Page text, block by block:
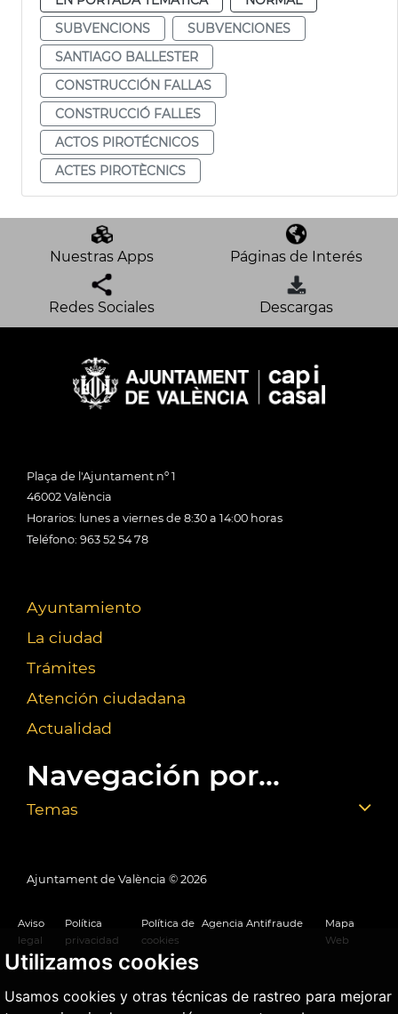
Utilizamos cookies
Usamos cookies y otras técnicas de rastreo para mejorar
SUBVENCIONS
SUBVENCIONES
SANTIAGO BALLESTER
CONSTRUCCIÓN FALLAS
CONSTRUCCIÓ FALLES
ACTOS PIROTÉCNICOS
ACTES PIROTÈCNICS
Nuestras Apps Páginas de Interés
Redes Sociales Descargas
Plaça de l'Ajuntament nº 1
46002 València
Horarios: lunes a viernes de 8:30 a 14:00 horas
Teléfono: 963 52 54 78
Ayuntamiento
La ciudad
Trámites
Atención ciudadana
Actualidad
Navegación por...
Temas
Ajuntament de València © 2026
Aviso
legal
Política
privacidad
Política de
cookies
Agencia Antifraude
Mapa
Web